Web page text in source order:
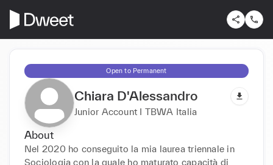
Open to Permanent
Chiara D'Alessandro
Junior Account I TBWA Italia
About
Nel 2020 ho conseguito la mia laurea triennale in
Sociologia con la quale ho maturato capacità di